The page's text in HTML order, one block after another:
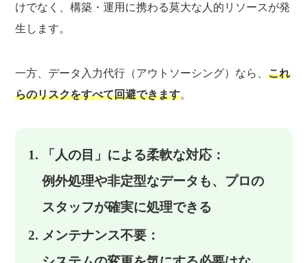
けでなく、構築・運用に携わる莫大な人的リソースが発
生します。
一方、データ入力代行（アウトソーシング）なら、これ
らのリスクをすべて回避できます。
「人の目」による柔軟な対応：
例外処理や非定型なデータも、プロの
スタッフが確実に処理できる
メンテナンス不要：